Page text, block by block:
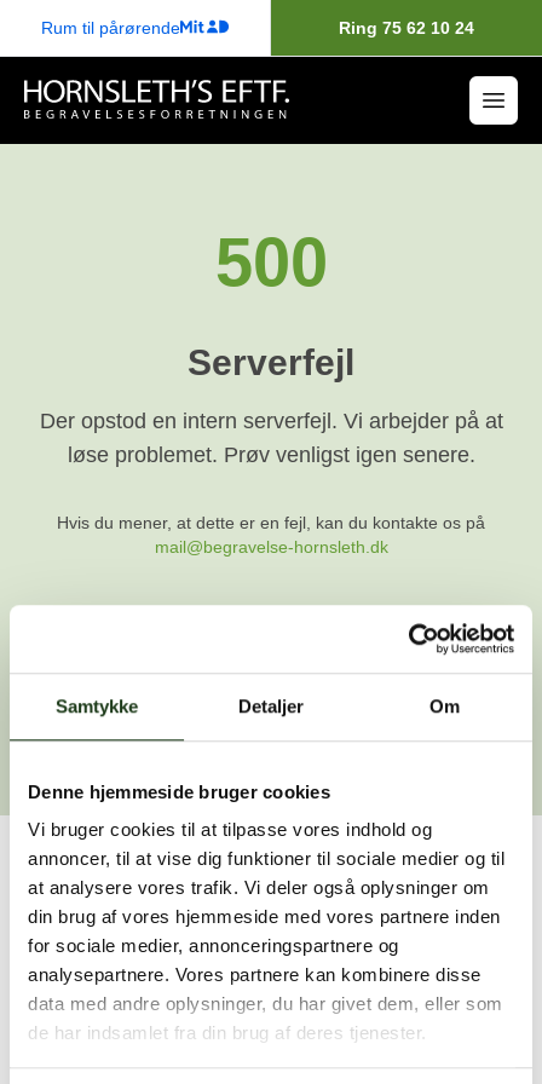
Samtykke Detaljer Om
Denne hjemmeside bruger cookies
Vi bruger cookies til at tilpasse vores indhold og
annoncer, til at vise dig funktioner til sociale medier og til
at analysere vores trafik. Vi deler også oplysninger om
din brug af vores hjemmeside med vores partnere inden
for sociale medier, annonceringspartnere og
analysepartnere. Vores partnere kan kombinere disse
data med andre oplysninger, du har givet dem, eller som
de har indsamlet fra din brug af deres tjenester.
Rum til pårørende Ring 75 62 10 24
500
Serverfejl
Der opstod en intern serverfejl. Vi arbejder på at
løse problemet. Prøv venligst igen senere.
Hvis du mener, at dette er en fejl, kan du kontakte os på
mail@begravelse-hornsleth.dk
Gå tilbage
Har du brug for hjælp?
Vi er her for at hjælpe dig. Du er velkommen til at kontakte
os, hvis du har spørgsmål eller brug for assistance.
59 45 10 14
Find nærmeste afdeling